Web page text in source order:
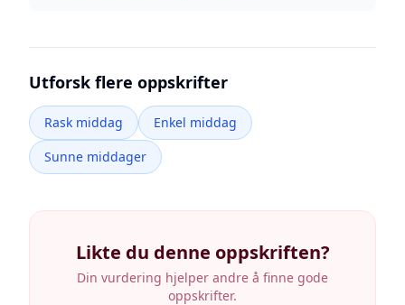
Utforsk flere oppskrifter
Rask middag
Enkel middag
Sunne middager
Likte du denne oppskriften?
Din vurdering hjelper andre å finne gode
oppskrifter.